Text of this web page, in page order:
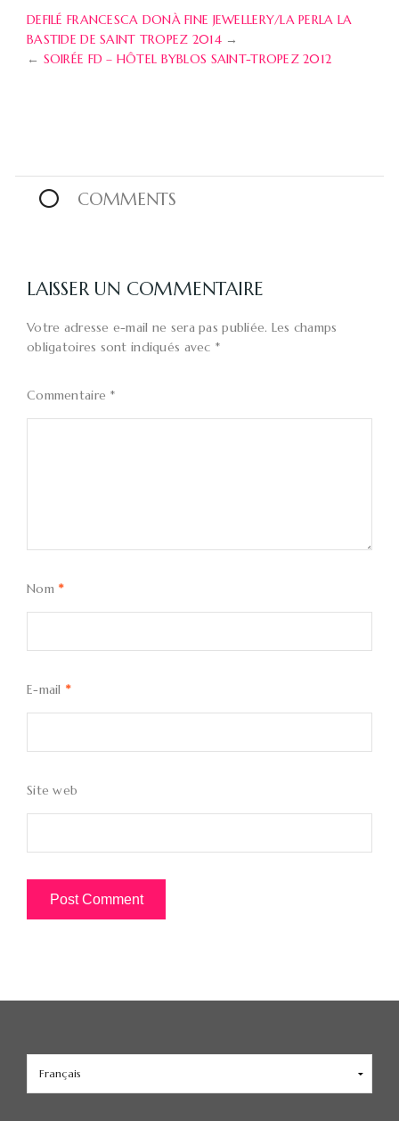
DEFILÉ FRANCESCA DONÀ FINE JEWELLERY/LA PERLA LA
BASTIDE DE SAINT TROPEZ 2014→
← SOIRÉE FD – HÔTEL BYBLOS SAINT-TROPEZ 2012
0 COMMENTS
LAISSER UN COMMENTAIRE
Votre adresse e-mail ne sera pas publiée. Les champs
obligatoires sont indiqués avec *
Commentaire *
Nom *
E-mail *
Site web